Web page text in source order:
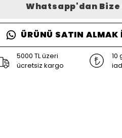
Whatsapp'dan Bize
ÜRÜNÜ SATIN ALMAK
5000 TL üzeri
ücretsiz kargo
10